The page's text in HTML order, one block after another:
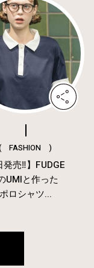
FASHION )
発売‼︎】FUDGE
UMIと作った
ポロシャツ...